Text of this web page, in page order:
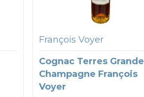
François Voyer
Cognac Terres Grande
Champagne François
Voyer